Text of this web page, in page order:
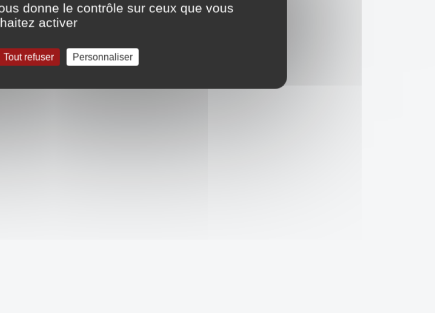
donne le contrôle sur ceux que vous
activer
Tout refuser Personnaliser